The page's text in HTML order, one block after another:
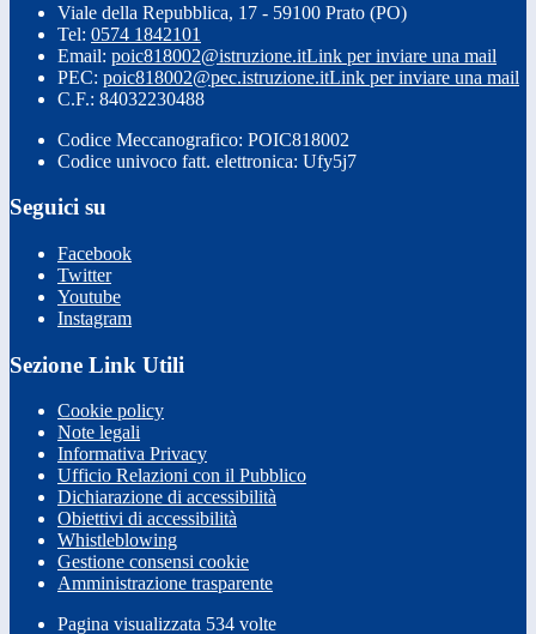
Viale della Repubblica, 17 - 59100 Prato (PO)
Tel: 0574 1842101
Email: poic818002@istruzione.itLink per inviare una mail
PEC: poic818002@pec.istruzione.itLink per inviare una mail
C.F.: 84032230488
Codice Meccanografico: POIC818002
Codice univoco fatt. elettronica: Ufy5j7
Seguici su
Facebook
Twitter
Youtube
Instagram
Sezione Link Utili
Cookie policy
Note legali
Informativa Privacy
Ufficio Relazioni con il Pubblico
Dichiarazione di accessibilità
Obiettivi di accessibilità
Whistleblowing
Gestione consensi cookie
Amministrazione trasparente
Pagina visualizzata 534 volte